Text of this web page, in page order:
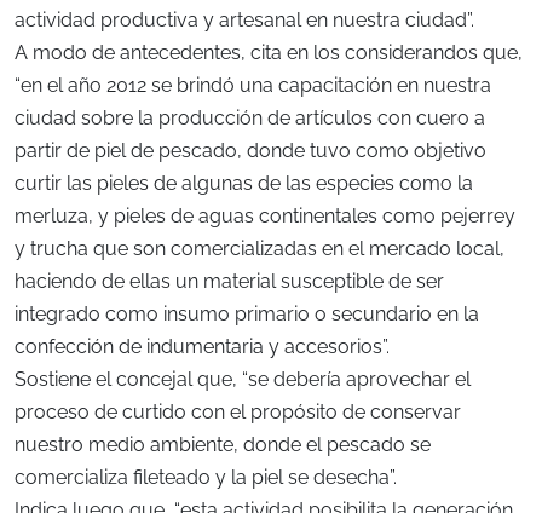
actividad productiva y artesanal en nuestra ciudad”.
A modo de antecedentes, cita en los considerandos que,
“en el año 2012 se brindó una capacitación en nuestra
ciudad sobre la producción de artículos con cuero a
partir de piel de pescado, donde tuvo como objetivo
curtir las pieles de algunas de las especies como la
merluza, y pieles de aguas continentales como pejerrey
y trucha que son comercializadas en el mercado local,
haciendo de ellas un material susceptible de ser
integrado como insumo primario o secundario en la
confección de indumentaria y accesorios”.
Sostiene el concejal que, “se debería aprovechar el
proceso de curtido con el propósito de conservar
nuestro medio ambiente, donde el pescado se
comercializa fileteado y la piel se desecha”.